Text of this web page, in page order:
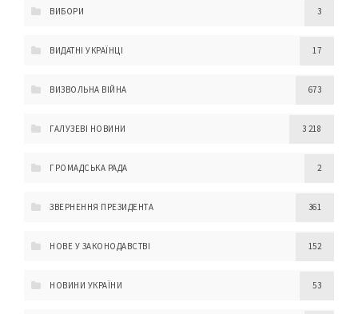
ВИБОРИ 3
ВИДАТНІ УКРАЇНЦІ 17
ВИЗВОЛЬНА ВІЙНА 673
ГАЛУЗЕВІ НОВИНИ 3 218
ГРОМАДСЬКА РАДА 2
ЗВЕРНЕННЯ ПРЕЗИДЕНТА 361
НОВЕ У ЗАКОНОДАВСТВІ 152
НОВИНИ УКРАЇНИ 53